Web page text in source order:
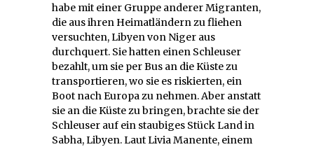
habe mit einer Gruppe anderer Migranten,
die aus ihren Heimatländern zu fliehen
versuchten, Libyen von Niger aus
durchquert. Sie hatten einen Schleuser
bezahlt, um sie per Bus an die Küste zu
transportieren, wo sie es riskierten, ein
Boot nach Europa zu nehmen. Aber anstatt
sie an die Küste zu bringen, brachte sie der
Schleuser auf ein staubiges Stück Land in
Sabha, Libyen. Laut Livia Manente, einem